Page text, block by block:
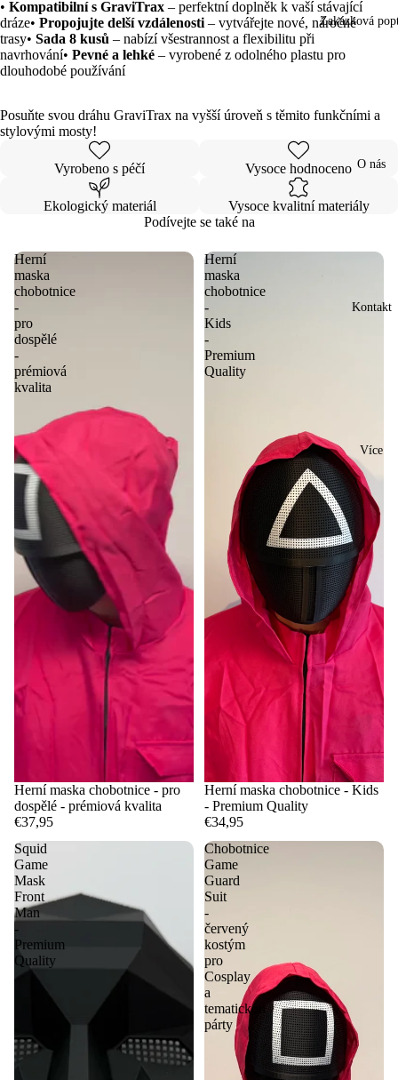
Zakázková
O nás
Kontakt
Více
na
celou
obrazovku
• Kompatibilní s GraviTrax – perfektní doplněk k vaší stávající
dráze• Propojujte delší vzdálenosti – vytvářejte nové, náročné
trasy• Sada 8 kusů – nabízí všestrannost a flexibilitu při
navrhování• Pevné a lehké – vyrobené z odolného plastu pro
dlouhodobé používání
Posuňte svou dráhu GraviTrax na vyšší úroveň s těmito funkčními a
stylovými mosty!
Vyrobeno s péčí Vysoce hodnoceno
Ekologický materiál
Vysoce kvalitní materiály
Podívejte se také na
Herní
maska
chobotnice
-
pro
dospělé
-
prémiová
kvalita
Herní maska chobotnice - pro
dospělé - prémiová kvalita
€37,95
Herní
maska
chobotnice
-
Kids
-
Premium
Quality
Herní maska chobotnice - Kids
- Premium Quality
€34,95
Squid
Game
Mask
Front
Man
-
Premium
Quality
Chobotnice
Game
Guard
Suit
-
červený
kostým
pro
Cosplay
a
tematickou
párty